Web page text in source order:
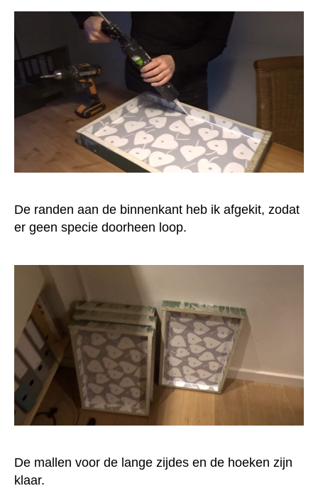
De randen aan de binnenkant heb ik afgekit, zodat
er geen specie doorheen loop.
De mallen voor de lange zijdes en de hoeken zijn
klaar.